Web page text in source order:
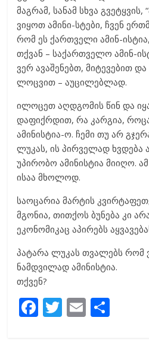
მაგრამ, სანამ სხვა გვეტყვის,
ვიყოთ ამინი-სტები, ჩვენ
რომ ეს ქართველი ამინ-
თქვან – საქართველო ამინ-
ვერ ავაშენებთ, მიტევებით
ლოცვით – აუცილებლად.
ილოცეთ აღდგომის წინ და
დაფიქრდით, რა კარგია, როცა
ამინისტია-ო. ჩემი თუ არ
ლუკას, ის პირველად ხვდება
უპირობო ამინისტია მიიღო.
ისაა მხოლოდ.
საოცარია მარტის
მგონია, თითქოს ბუნება კი
ეკონომიკაც აპირებს
პატარა ლუკას თვალებს რომ
ნამდვილად ამინისტია.
თქვენ?
F T E